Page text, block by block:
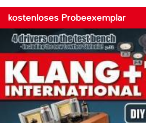
kostenloses Probeexemplar